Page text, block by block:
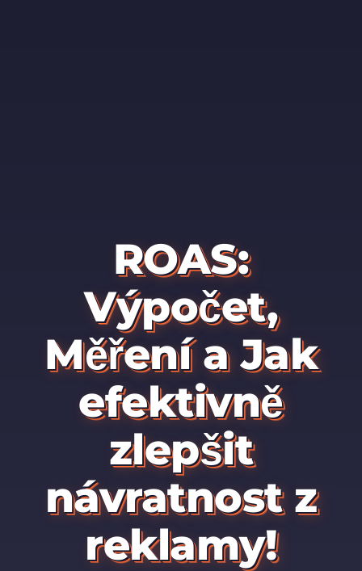
ROAS:
Výpočet,
Měření a Jak
efektivně
zlepšit
návratnost z
reklamy!